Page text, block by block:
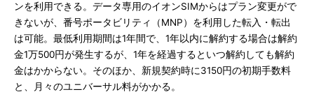
ンを利用できる。データ専用のイオンSIMからはプラン変更がで
きないが、番号ポータビリティ（MNP）を利用した転入・転出
は可能。最低利用期間は1年間で、1年以内に解約する場合は解約
金1万500円が発生するが、1年を経過するといつ解約しても解約
金はかからない。そのほか、新規契約時に3150円の初期手数料
と、月々のユニバーサル料がかかる。